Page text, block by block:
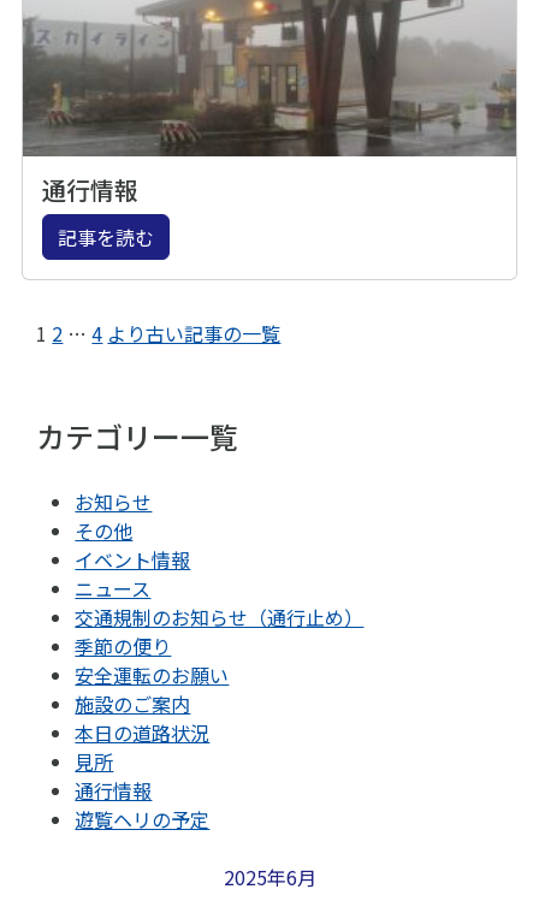
通行情報
記事を読む
1 2 … 4 より古い記事の一覧
カテゴリー一覧
お知らせ
その他
イベント情報
ニュース
交通規制のお知らせ（通行止め）
季節の便り
安全運転のお願い
施設のご案内
本日の道路状況
見所
通行情報
遊覧ヘリの予定
2025年6月